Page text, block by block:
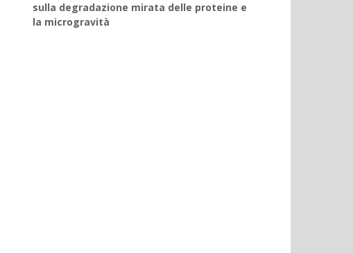
sulla degradazione mirata delle proteine e
la microgravità